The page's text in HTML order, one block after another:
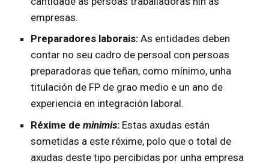
empresas.
Preparadores laborais: As entidades deben
contar no seu cadro de persoal con persoas
preparadoras que teñan, como mínimo, unha
titulación de FP de grao medio e un ano de
experiencia en integración laboral.
Réxime deminimis: Estas axudas están
sometidas a este réxime, polo que o total de
axudas deste tipo percibidas por unha empresa